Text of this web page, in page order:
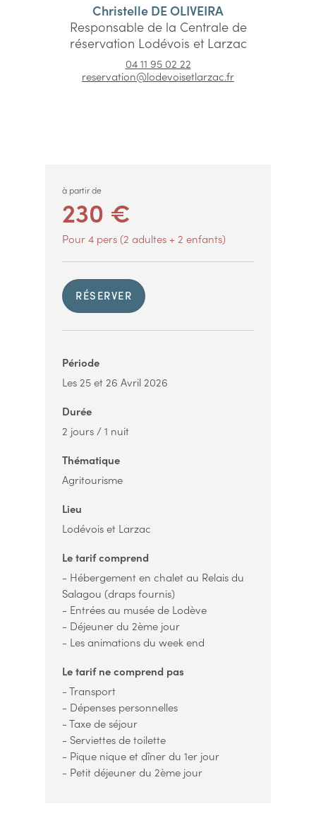
Christelle DE OLIVEIRA
Responsable de la Centrale de
réservation Lodévois et Larzac
04 11 95 02 22
reservation@lodevoisetlarzac.fr
à partir de
230 €
Pour 4 pers (2 adultes + 2 enfants)
RÉSERVER
Période
Les 25 et 26 Avril 2026
Durée
2 jours / 1 nuit
Thématique
Agritourisme
Lieu
Lodévois et Larzac
Le tarif comprend
- Hébergement en chalet au Relais du
Salagou (draps fournis)
- Entrées au musée de Lodève
- Déjeuner du 2ème jour
- Les animations du week end
Le tarif ne comprend pas
- Transport
- Dépenses personnelles
- Taxe de séjour
- Serviettes de toilette
- Pique nique et dîner du 1er jour
- Petit déjeuner du 2ème jour